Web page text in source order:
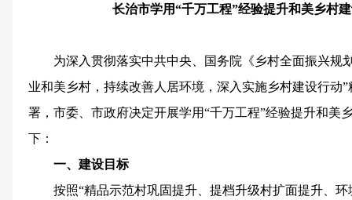
长治市学用“千万工程”经验提升和美乡村
为深入贯彻落实中共中央、国务院《乡村全面振兴规
业和美乡村，持续改善人居环境，深入实施乡村建设行动
署，市委、市政府决定开展学用“千万工程”经验提升和美
下：
一、建设目标
按照“精品示范村巩固提升、提档升级村扩面提升、